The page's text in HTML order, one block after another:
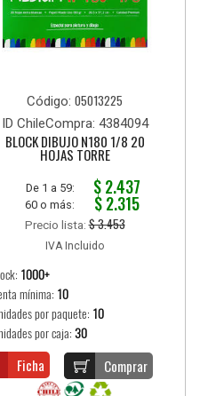
Código:05013225
ID ChileCompra: 4384094
BLOCK DIBUJO N180 1/8 20
HOJAS TORRE
De 1 a 59: $ 2.437
60 o más: $ 2.315
Precio lista:$ 3.453
IVA Incluido
1000+
mínima: 10
por paquete: 10
por caja:30
Comprar
Ficha